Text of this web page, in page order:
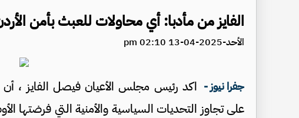
الفايز من مأدبا: أي محاولات للعبث بأمن
الأحد-2025-04-13 02:10 pm
جفرا نيوز - اكد رئيس مجلس الأعيان فيصل الفايز ، أن
على تجاوز التحديات السياسية والأمنية التي فرضتها